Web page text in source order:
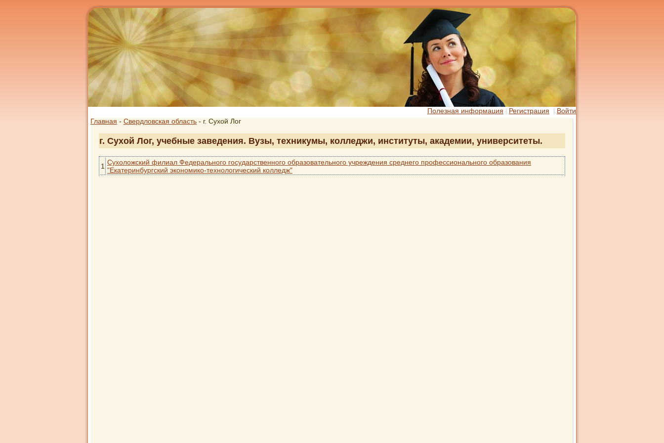
Полезная информация Регистрация
Войти
Главная - Свердловская область - г. Сухой Лог
г. Сухой Лог, учебные заведения. Вузы, техникумы, колледжи, институты, академии, университеты.
1 Сухоложский филиал Федерального государственного образовательного учреждения среднего профессионального образования
"Екатеринбургский экономико-технологический колледж"